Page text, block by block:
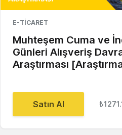
E-TICARET
Muhteşem Cuma ve
Günleri Alışveriş
Araştırması
Satın Al